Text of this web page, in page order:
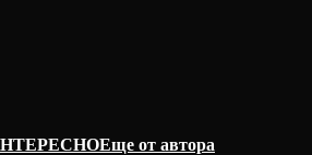
Еще от автора